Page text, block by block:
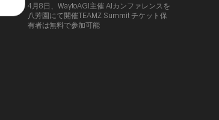
4月8日、WaytoAGI主催 AIカンファレンスを
八芳園にて開催TEAMZ Summit チケット保
有者は無料で参加可能